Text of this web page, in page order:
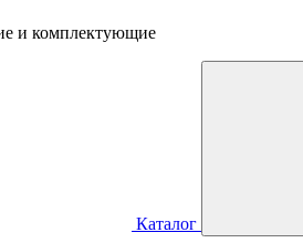
и комплектующие
Каталог